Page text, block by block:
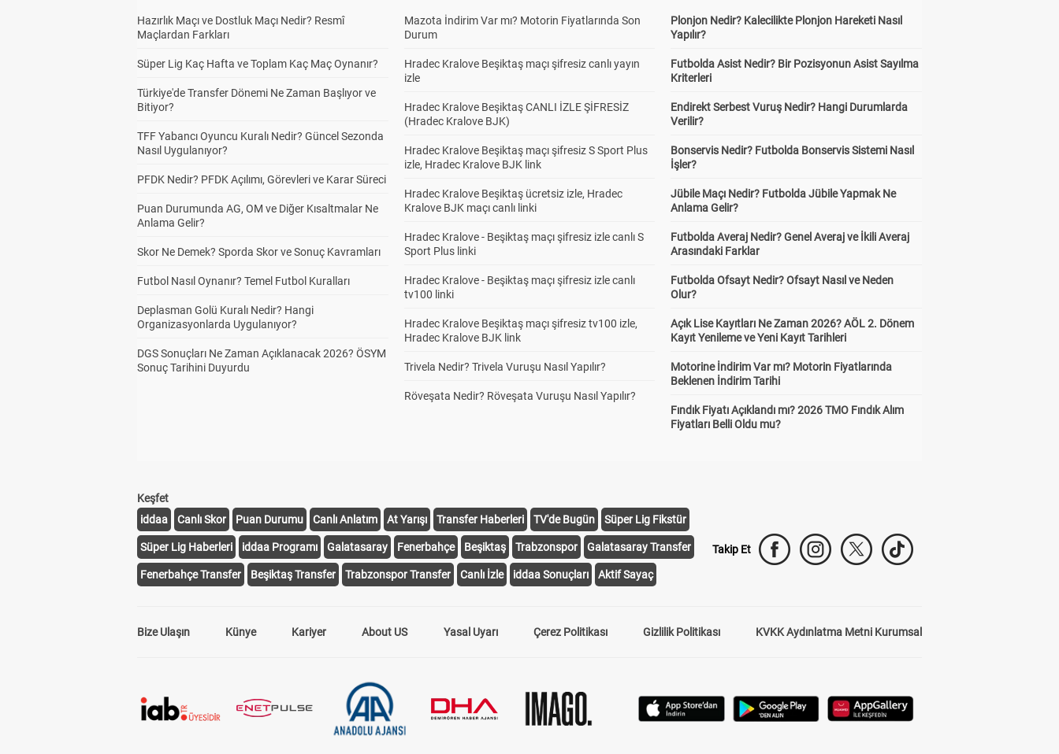
Hazırlık Maçı ve Dostluk Maçı Nedir? Resmî
Maçlardan Farkları
Süper Lig Kaç Hafta ve Toplam Kaç Maç Oynanır?
Türkiye'de Transfer Dönemi Ne Zaman Başlıyor ve
Bitiyor?
TFF Yabancı Oyuncu Kuralı Nedir? Güncel Sezonda
Nasıl Uygulanıyor?
PFDK Nedir? PFDK Açılımı, Görevleri ve Karar Süreci
Puan Durumunda AG, OM ve Diğer Kısaltmalar Ne
Anlama Gelir?
Skor Ne Demek? Sporda Skor ve Sonuç Kavramları
Futbol Nasıl Oynanır? Temel Futbol Kuralları
Deplasman Golü Kuralı Nedir? Hangi
Organizasyonlarda Uygulanıyor?
DGS Sonuçları Ne Zaman Açıklanacak 2026? ÖSYM
Sonuç Tarihini Duyurdu
Mazota İndirim Var mı? Motorin Fiyatlarında Son
Durum
Hradec Kralove Beşiktaş maçı şifresiz canlı yayın
izle
Hradec Kralove Beşiktaş CANLI İZLE ŞİFRESİZ
(Hradec Kralove BJK)
Hradec Kralove Beşiktaş maçı şifresiz S Sport Plus
izle, Hradec Kralove BJK link
Hradec Kralove Beşiktaş ücretsiz izle, Hradec
Kralove BJK maçı canlı linki
Hradec Kralove - Beşiktaş maçı şifresiz izle canlı S
Sport Plus linki
Hradec Kralove - Beşiktaş maçı şifresiz izle canlı
tv100 linki
Hradec Kralove Beşiktaş maçı şifresiz tv100 izle,
Hradec Kralove BJK link
Trivela Nedir? Trivela Vuruşu Nasıl Yapılır?
Röveşata Nedir? Röveşata Vuruşu Nasıl Yapılır?
Plonjon Nedir? Kalecilikte Plonjon Hareketi Nasıl
Yapılır?
Futbolda Asist Nedir? Bir Pozisyonun Asist Sayılma
Kriterleri
Endirekt Serbest Vuruş Nedir? Hangi Durumlarda
Verilir?
Bonservis Nedir? Futbolda Bonservis Sistemi Nasıl
İşler?
Jübile Maçı Nedir? Futbolda Jübile Yapmak Ne
Anlama Gelir?
Futbolda Averaj Nedir? Genel Averaj ve İkili Averaj
Arasındaki Farklar
Futbolda Ofsayt Nedir? Ofsayt Nasıl ve Neden
Olur?
Açık Lise Kayıtları Ne Zaman 2026? AÖL 2. Dönem
Kayıt Yenileme ve Yeni Kayıt Tarihleri
Motorine İndirim Var mı? Motorin Fiyatlarında
Beklenen İndirim Tarihi
Fındık Fiyatı Açıklandı mı? 2026 TMO Fındık Alım
Fiyatları Belli Oldu mu?
Keşfet
iddaa
Canlı Skor Puan Durumu Canlı Anlatım At Yarışı Transfer Haberleri TV'de Bugün Süper Lig Fikstür
Süper Lig Haberleri iddaa Programı Galatasaray Fenerbahçe Beşiktaş Trabzonspor Galatasaray Transfer
Fenerbahçe Transfer Beşiktaş Transfer Trabzonspor Transfer Canlı İzle iddaa Sonuçları Aktif Sayaç
Takip Et
Bize Ulaşın Künye Kariyer About US Yasal Uyarı Çerez Politikası Gizlilik Politikası KVKK Aydınlatma Metni Kurumsal